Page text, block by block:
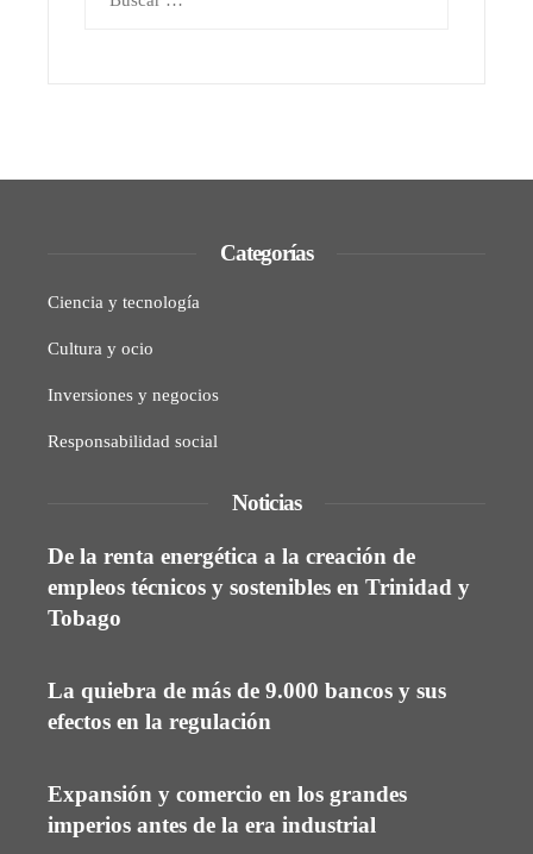
Categorías
Ciencia y tecnología
Cultura y ocio
Inversiones y negocios
Responsabilidad social
Noticias
De la renta energética a la creación de
empleos técnicos y sostenibles en Trinidad y
Tobago
La quiebra de más de 9.000 bancos y sus
efectos en la regulación
Expansión y comercio en los grandes
imperios antes de la era industrial